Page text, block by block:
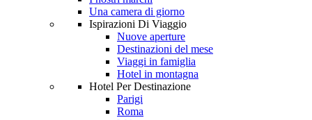
Una camera di giorno
Ispirazioni Di Viaggio
Nuove aperture
Destinazioni del mese
Viaggi in famiglia
Hotel in montagna
Hotel Per Destinazione
Parigi
Roma